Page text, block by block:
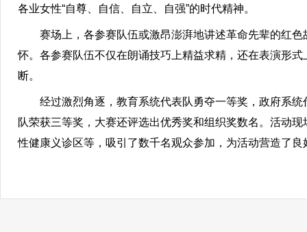
各业女性“自尊、自信、自立、自强”的时代精神。
赛场上，各参赛队伍或激昂澎湃地讲述革命先辈的红色
怀。各参赛队伍不仅在朗诵技巧上精益求精，还在表演形
断。
经过激烈角逐，教育系统代表队勇夺一等奖，政府系统
队荣获三等奖，大赛还评选出优秀奖和组织奖数名。活动
性健康义诊区等，吸引了数千名观众参加，为活动营造了良